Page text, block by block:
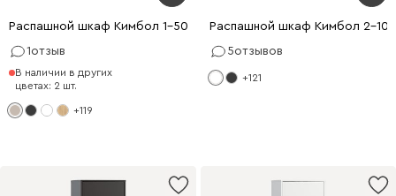
Распашной шкаф Кимбол 1-50x210 Латте
1отзыв
В наличии в других
цветах: 2 шт.
+119
Распашной шкаф Кимбол 2-
5отзывов
+121